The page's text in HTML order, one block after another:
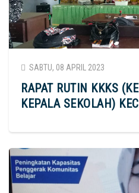
SABTU, 08 APRIL 2023
RAPAT RUTIN KKKS
KEPALA SEKOLAH)